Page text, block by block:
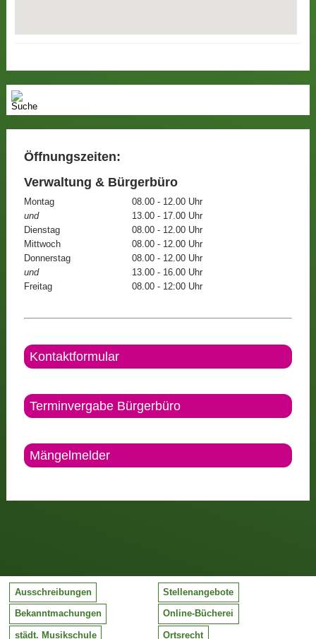
Öffnungszeiten:
Verwaltung & Bürgerbüro
Montag
08.00 - 12.00 Uhr
und
13.00 - 17.00 Uhr
Dienstag
08.00 - 12.00 Uhr
Mittwoch
08.00 - 12.00 Uhr
Donnerstag
08.00 - 12.00 Uhr
und
13.00 - 16.00 Uhr
Freitag
08.00 - 12:00 Uhr
Kontaktformular
Terminvergabe Bürgerbüro
Mängelmelder
Ausschreibungen Stellenangebote
Bekanntmachungen Online-Bücherei
städt. Musikschule Ortsrecht